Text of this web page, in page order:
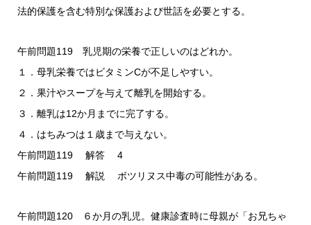
法的保護を含む特別な保護および世話を必要とする。
午前問題119 乳児期の栄養で正しいのはどれか。
１．母乳栄養ではビタミンCが不足しやすい。
２．果汁やスープを与えて離乳を開始する。
３．離乳は12か月までに完了する。
４．はちみつは１歳まで与えない。
午前問題119 解答 4
午前問題119 解説 ボツリヌス中毒の可能性がある。
午前問題120 ６か月の乳児。健康診査時に母親が「お兄ちゃ